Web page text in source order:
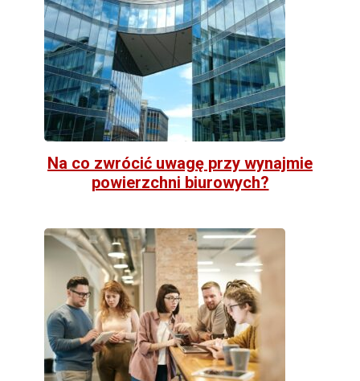
Na co zwrócić uwagę przy wynajmie
powierzchni biurowych?